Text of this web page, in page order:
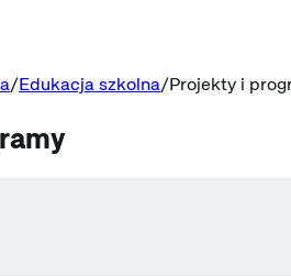
Edukacja szkolna Projekty i